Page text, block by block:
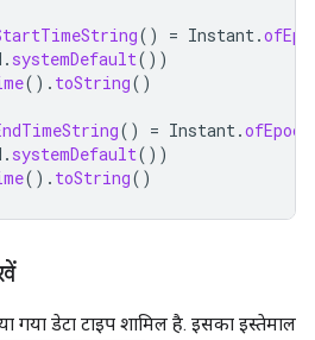
() = Instant.
. systemDefault())
(). toString()
() = Instant.
. systemDefault())
(). toString()
गया डेटा टाइप शामिल है. इसका इस्तेमाल